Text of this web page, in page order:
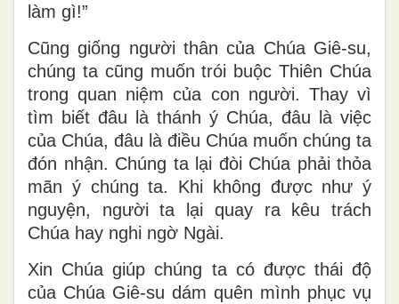
làm gì!”
Cũng giống người thân của Chúa Giê-su,
chúng ta cũng muốn trói buộc Thiên Chúa
trong quan niệm của con người. Thay vì
tìm biết đâu là thánh ý Chúa, đâu là việc
của Chúa, đâu là điều Chúa muốn chúng ta
đón nhận. Chúng ta lại đòi Chúa phải thỏa
mãn ý chúng ta. Khi không được như ý
nguyện, người ta lại quay ra kêu trách
Chúa hay nghi ngờ Ngài.
Xin Chúa giúp chúng ta có được thái độ
của Chúa Giê-su dám quên mình phục vụ